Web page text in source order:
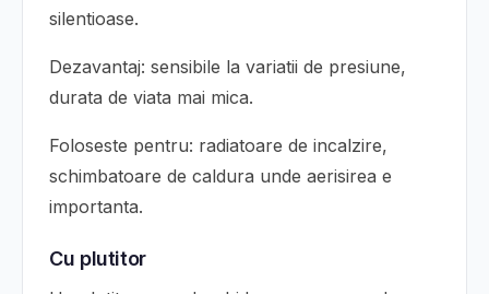
silentioase.
Dezavantaj: sensibile la variatii de presiune,
durata de viata mai mica.
Foloseste pentru: radiatoare de incalzire,
schimbatoare de caldura unde aerisirea e
importanta.
Cu plutitor